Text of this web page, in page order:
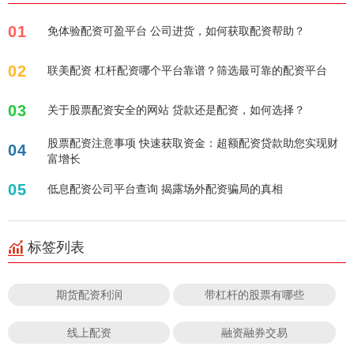
01 免体验配资可盈平台 公司进货，如何获取配资帮助？
02 联美配资 杠杆配资哪个平台靠谱？筛选最可靠的配资平台
03 关于股票配资安全的网站 贷款还是配资，如何选择？
04
股票配资注意事项 快速获取资金：超额配资贷款助您实现财
富增长
05 低息配资公司平台查询 揭露场外配资骗局的真相
标签列表
期货配资利润 带杠杆的股票有哪些
线上配资 融资融券交易